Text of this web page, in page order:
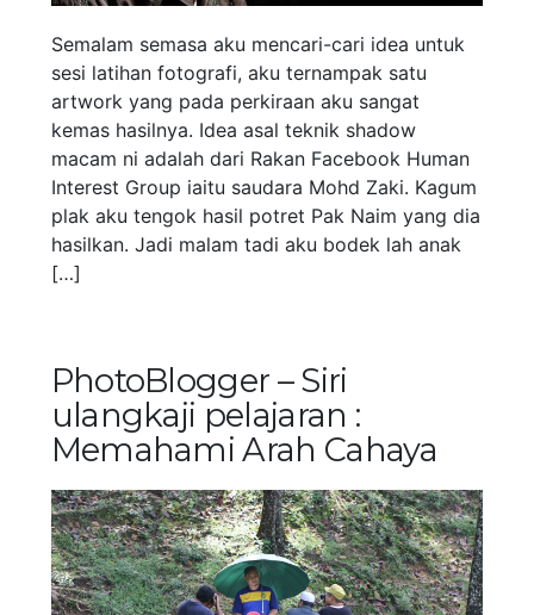
Semalam semasa aku mencari-cari idea untuk
sesi latihan fotografi, aku ternampak satu
artwork yang pada perkiraan aku sangat
kemas hasilnya. Idea asal teknik shadow
macam ni adalah dari Rakan Facebook Human
Interest Group iaitu saudara Mohd Zaki. Kagum
plak aku tengok hasil potret Pak Naim yang dia
hasilkan. Jadi malam tadi aku bodek lah anak
[…]
PhotoBlogger – Siri
ulangkaji pelajaran :
Memahami Arah Cahaya